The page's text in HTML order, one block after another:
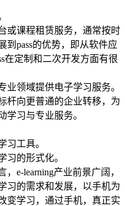
或课程租赁服务，通常按时
到pass的优势，即从软件应
在定制和二次开发方面有很
业领域提供电子学习服务。
杆向更普通的企业转移，为
学习与专业服务。
习工具。
习的形式化。
e-learning产业前景广阔，
习的需求和发展，以手机为
变学习，通过手机，真正实